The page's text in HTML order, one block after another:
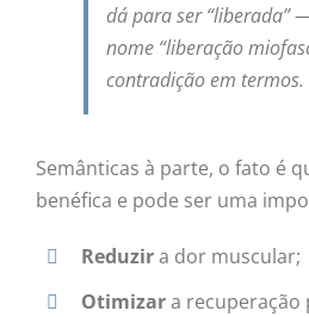
dá para ser “liberada”
nome “liberação
contradição em termos.
Semânticas à parte, o fato é
benéfica e pode ser uma
Reduzira dor muscular;
Otimizara recuperação